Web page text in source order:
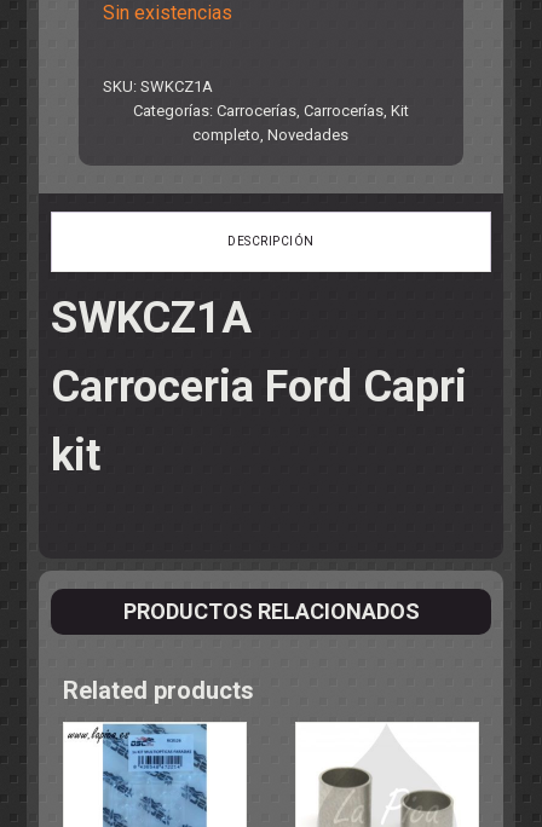
Sin existencias
SKU:SWKCZ1A
Categorías: Carrocerías, Carrocerías, Kit
completo ,Novedades
DESCRIPCIÓN
SWKCZ1A
Carroceria Ford Capri
kit
PRODUCTOS RELACIONADOS
Related products